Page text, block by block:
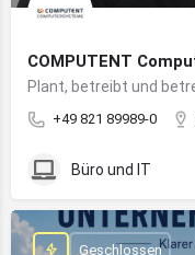
COMPUTENT
+49 821 89989-0
Büro und IT
Geschlossen